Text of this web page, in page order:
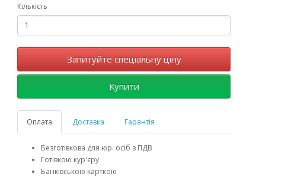
Кількість
Запитуйте спеціальну ціну
Купити
Оплата Доставка Гарантія
Безготівкова для юр. осіб з ПДВ
Готівкою кур'єру
Банківською карткою